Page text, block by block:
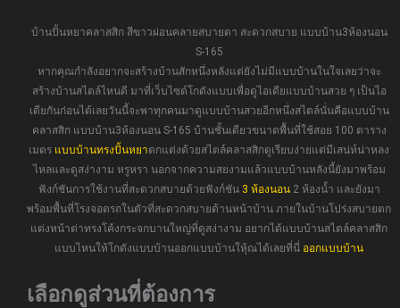
บ้านปั้นหยาคลาสสิก สีขาวผ่อนคลายสบายตา สะดวกสบาย แบบบ้าน3ห้องนอน
S-165
หากคุณกำลังอยากจะสร้างบ้านสักหนึ่งหลังแต่ยังไม่มีแบบบ้านในใจเลยว่าจะ
สร้างบ้านสไตล์ไหนดี มาที่เว็บไซต์โกดังแบบเพื่อดูไอเดียแบบบ้านสวย ๆ เป็นไอ
เดียกันก่อนได้เลยวันนี้จะพาทุกคนมาดูแบบบ้านสวยอีกหนึ่งสไตล์นั่นคือแบบบ้าน
คลาสสิก แบบบ้าน3ห้องนอน S-165 บ้านชั้นเดียวขนาดพื้นที่ใช้สอย 100 ตาราง
เมตร แบบบ้านทรงปั้นหยาตกแต่งด้วยสไตล์คลาสสิกดูเรียบง่ายแต่มีเสน่ห์น่าหลง
ไหลและดูสง่างาม หรูหรา นอกจากความสยงามแล้วแบบบ้านหลังนี้ยังมาพร้อม
ฟังก์ชันการใช้งานที่สะดวกสบายด้วยฟังก์ชัน 3 ห้องนอน2 ห้องน้ำ และยังมา
พร้อมพื้นที่โรงจอดรถในตัวที่สะดวกสบายด้านหน้าบ้าน ภายในบ้านโปร่งสบายตก
แต่งหน้าต่าทรงโค้งกระจกบานใหญ่ที่ดูสง่างาม อยากได้แบบบ้านสไตล์คลาสสิก
แบบไหนให้โกดังแบบบ้านออกแบบบ้านใหุ้ณได้เลยที่นี่ ออกแบบบ้าน
เลือกดูส่วนที่ต้องการ